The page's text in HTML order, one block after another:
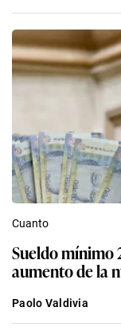
Cuanto
Sueldo mínimo
aumento de la
Paolo Valdivia